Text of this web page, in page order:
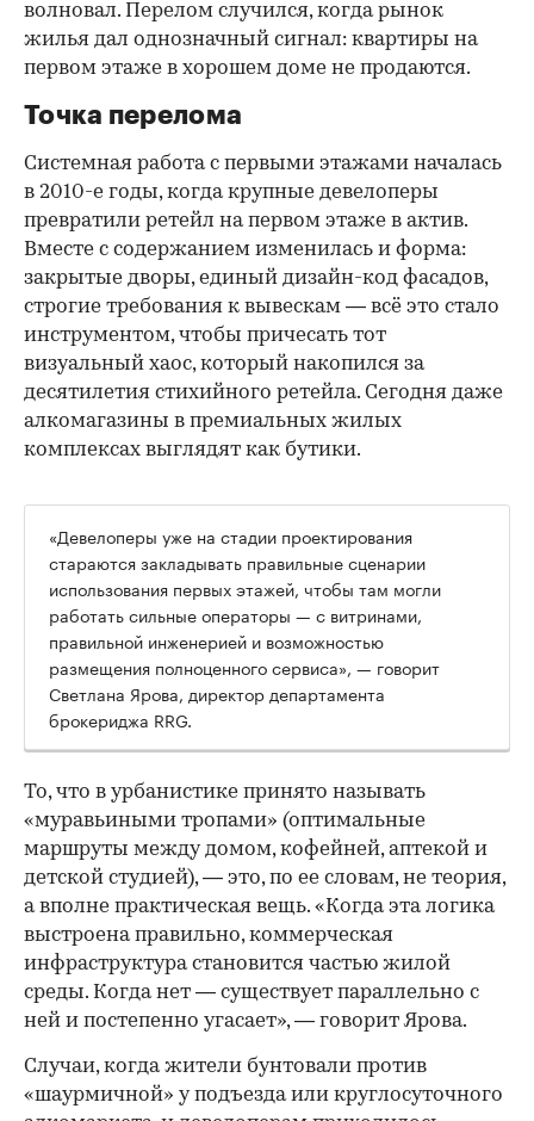
волновал. Перелом случился, когда рынок
жилья дал однозначный сигнал: квартиры на
первом этаже в хорошем доме не продаются.
Точка перелома
Системная работа с первыми этажами началась
в 2010-е годы, когда крупные девелоперы
превратили ретейл на первом этаже в актив.
Вместе с содержанием изменилась и форма:
закрытые дворы, единый дизайн-код фасадов,
строгие требования к вывескам — всё это стало
инструментом, чтобы причесать тот
визуальный хаос, который накопился за
десятилетия стихийного ретейла. Сегодня даже
алкомагазины в премиальных жилых
комплексах выглядят как бутики.
00:00
«Девелоперы уже на стадии проектирования
стараются закладывать правильные сценарии
использования первых этажей, чтобы там могли
работать сильные операторы — с витринами,
правильной инженерией и возможностью
размещения полноценного сервиса», — говорит
Светлана Ярова, директор департамента
брокериджа RRG.
То, что в урбанистике принято называть
«муравьиными тропами» (оптимальные
маршруты между домом, кофейней, аптекой и
детской студией), — это, по ее словам, не теория,
а вполне практическая вещь. «Когда эта логика
выстроена правильно, коммерческая
инфраструктура становится частью жилой
среды. Когда нет — существует параллельно с
ней и постепенно угасает», — говорит Ярова.
Случаи, когда жители бунтовали против
«шаурмичной» у подъезда или круглосуточного